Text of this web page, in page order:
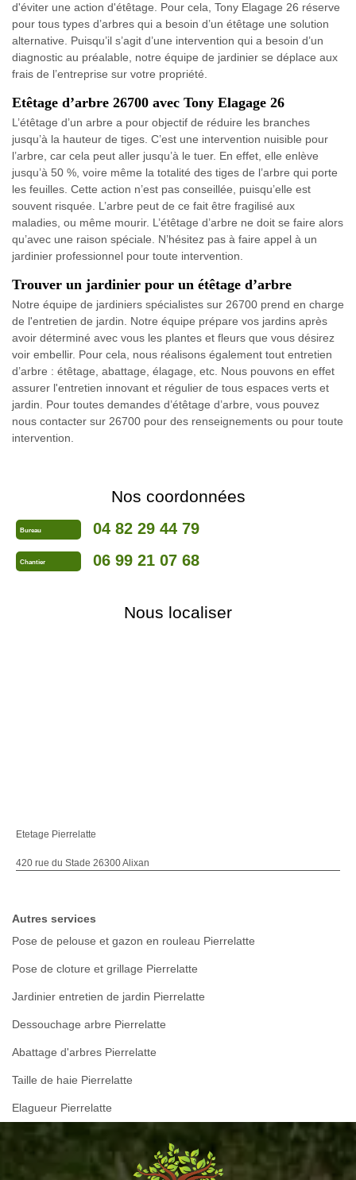
d'éviter une action d'étêtage. Pour cela, Tony Elagage 26 réserve
pour tous types d’arbres qui a besoin d’un étêtage une solution
alternative. Puisqu’il s’agit d’une intervention qui a besoin d’un
diagnostic au préalable, notre équipe de jardinier se déplace aux
frais de l’entreprise sur votre propriété.
Etêtage d’arbre 26700 avec Tony Elagage 26
L’étêtage d’un arbre a pour objectif de réduire les branches
jusqu’à la hauteur de tiges. C’est une intervention nuisible pour
l’arbre, car cela peut aller jusqu’à le tuer. En effet, elle enlève
jusqu’à 50 %, voire même la totalité des tiges de l’arbre qui porte
les feuilles. Cette action n’est pas conseillée, puisqu’elle est
souvent risquée. L’arbre peut de ce fait être fragilisé aux
maladies, ou même mourir. L’étêtage d’arbre ne doit se faire alors
qu’avec une raison spéciale. N’hésitez pas à faire appel à un
jardinier professionnel pour toute intervention.
Trouver un jardinier pour un étêtage d’arbre
Notre équipe de jardiniers spécialistes sur 26700 prend en charge
de l'entretien de jardin. Notre équipe prépare vos jardins après
avoir déterminé avec vous les plantes et fleurs que vous désirez
voir embellir. Pour cela, nous réalisons également tout entretien
d’arbre : étêtage, abattage, élagage, etc. Nous pouvons en effet
assurer l'entretien innovant et régulier de tous espaces verts et
jardin. Pour toutes demandes d’étêtage d’arbre, vous pouvez
nous contacter sur 26700 pour des renseignements ou pour toute
intervention.
Nos coordonnées
Bureau 04 82 29 44 79
Chantier 06 99 21 07 68
Nous localiser
Etetage Pierrelatte
420 rue du Stade 26300 Alixan
Autres services
Pose de pelouse et gazon en rouleau Pierrelatte
Pose de cloture et grillage Pierrelatte
Jardinier entretien de jardin Pierrelatte
Dessouchage arbre Pierrelatte
Abattage d'arbres Pierrelatte
Taille de haie Pierrelatte
Elagueur Pierrelatte